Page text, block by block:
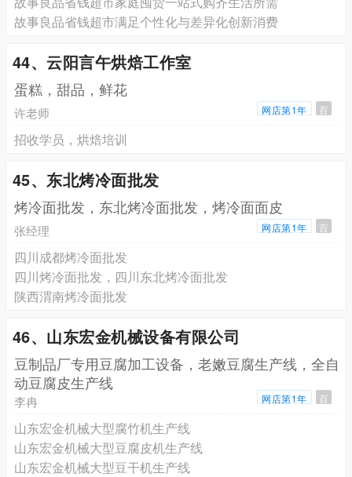
故事良品省钱超市满足个性化与差异化创新消费
44、云阳言午烘焙工作室
蛋糕，甜品，鲜花
许老师 网店第1年 百
招收学员，烘焙培训
45、东北烤冷面批发
烤冷面批发，东北烤冷面批发，烤冷面面皮
张经理 网店第1年 百
四川成都烤冷面批发
四川烤冷面批发，四川东北烤冷面批发
陕西渭南烤冷面批发
46、山东宏金机械设备有限公司
豆制品厂专用豆腐加工设备，老嫩豆腐生产线，全自
动豆腐皮生产线
李冉 网店第1年 百
山东宏金机械大型腐竹机生产线
山东宏金机械大型豆腐皮机生产线
山东宏金机械大型豆干机生产线